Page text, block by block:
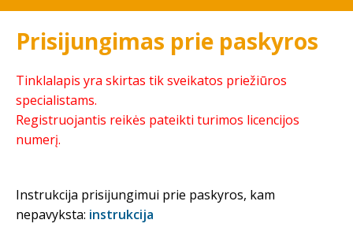
Prisijungimas prie paskyros
Tinklalapis yra skirtas tik sveikatos priežiūros
specialistams.
Registruojantis reikės pateikti turimos licencijos
numerį.
Instrukcija prisijungimui prie paskyros, kam
nepavyksta: instrukcija